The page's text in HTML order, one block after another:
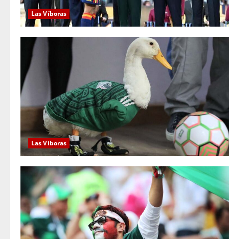
Las Víboras
Las Víboras